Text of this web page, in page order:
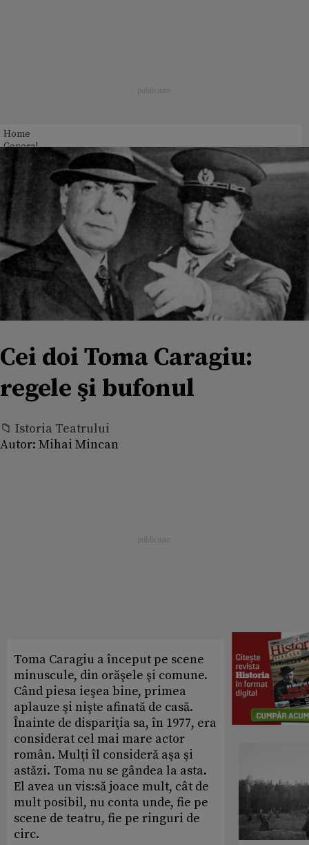
Home
General
Cei doi Toma Caragiu:
regele şi bufonul
📁 Istoria Teatrului
Autor: Mihai Mincan
Toma Caragiu a început pe scene
minuscule, din orăşele şi comune.
Când piesa ieşea bine, primea
aplauze şi nişte afinată de casă.
Înainte de dispariţia sa, în 1977, era
considerat cel mai mare actor
român. Mulţi îl consideră aşa şi
astăzi. Toma nu se gândea la asta.
El avea un vis:să joace mult, cât de
mult posibil, nu conta unde, fie pe
scene de teatru, fie pe ringuri de
circ.